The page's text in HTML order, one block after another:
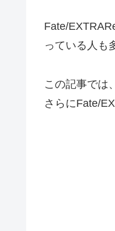
Fate/
っている人も
この記事では
さらにFate/